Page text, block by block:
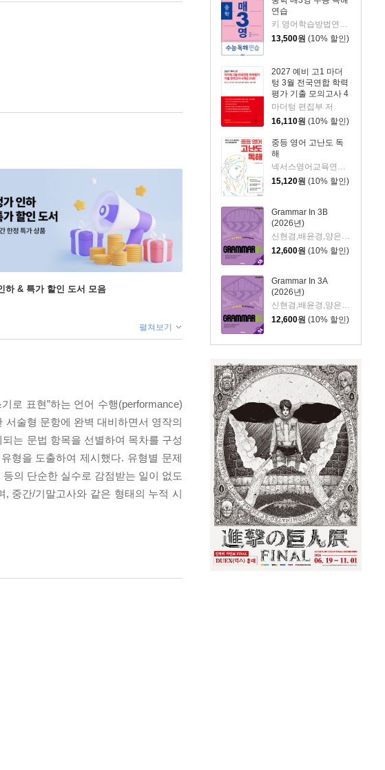
연습
13,500원 (10% 할인)
2027 예비 고1 마더
텅 3월 전국연합 학력
평가 기출 모의고사 4
개년 24회 (2027년)
마더텅 편집부 저
16,110원 (10% 할인)
중등 영어 고난도 독
해
15,120원 (10% 할인)
Grammar In 3B
(2026년)
신현겸,배윤경,양은아,윤희진,비상교육 영어 집필진 공저
12,600원 (10% 할인)
Grammar In 3A
(2026년)
12,600원 (10% 할인)
하 & 특가 할인 도서 모음
펼쳐보기
로 표현”하는 언어 수행(performance)
술형 문항에 완벽 대비하면서 영작의
는 문법 항목을 선별하여 목차를 구성
형을 도출하여 제시했다. 유형별 문제
의 단순한 실수로 감점받는 일이 없도
중간/기말고사와 같은 형태의 누적 시